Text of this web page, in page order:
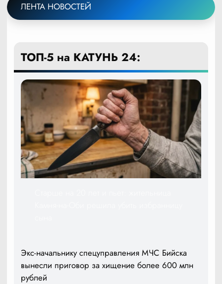
ЛЕНТА НОВОСТЕЙ
ТОП-5 на КАТУНЬ 24:
Экс-начальнику спецуправления МЧС Бийска
вынесли приговор за хищение более 600 млн
рублей